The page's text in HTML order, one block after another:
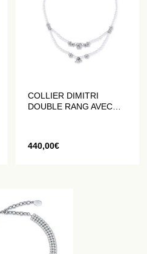
COLLIER DIMITRI
DOUBLE RANG AVEC
440,00€